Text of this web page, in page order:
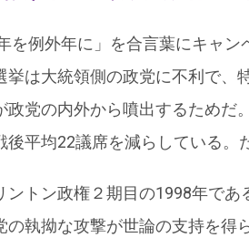
を例外年に」を合言葉にキャ
挙は大統領側の政党に不利で
政党の内外から噴出するためだ
後平均22議席を減らしている。
ントン政権２期目の1998年で
の執拗な攻撃が世論の支持を